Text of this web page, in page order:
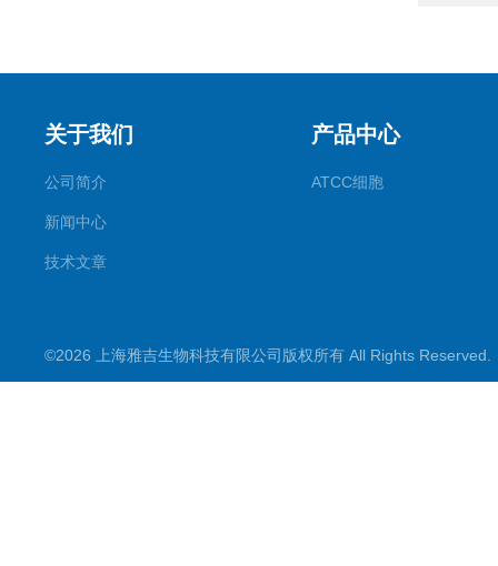
关于我们
公司简介
新闻中心
技术文章
产品中心
ATCC细胞
©2026 上海雅吉生物科技有限公司版权所有 All Rights